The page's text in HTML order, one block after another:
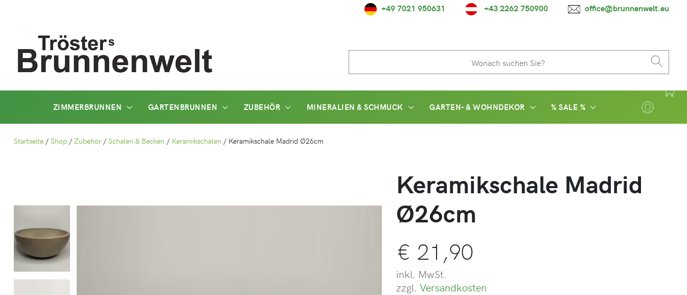
+49 7021 950631 +43 2262 750900 office@brunnenwelt.eu
ZIMMERBRUNNEN GARTENBRUNNEN ZUBEHÖR MINERALIEN & SCHMUCK GARTEN- & WOHNDEKOR % SALE %
Startseite / Shop / Zubehör / Schalen & Becken / Keramikschalen / Keramikschale Madrid Ø26cm
Keramikschale Madrid
Ø26cm
€ 21,90
inkl. MwSt.
zzgl.Versandkosten